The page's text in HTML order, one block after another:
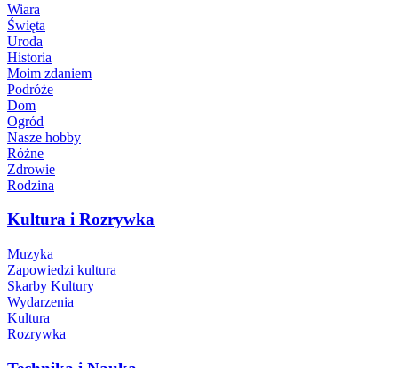
Wiara
Święta
Uroda
Historia
Moim zdaniem
Podróże
Dom
Ogród
Nasze hobby
Różne
Zdrowie
Rodzina
Kultura i Rozrywka
Muzyka
Zapowiedzi kultura
Skarby Kultury
Wydarzenia
Kultura
Rozrywka